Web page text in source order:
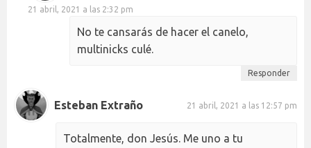
21 abril, 2021 a las 2:32 pm
No te cansarás de hacer el canelo,
multinicks culé.
Responder
Esteban Extraño 21 abril, 2021 a las 12:57 pm
Totalmente, don Jesús. Me uno a tu